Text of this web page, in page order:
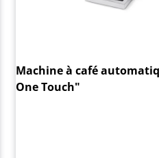
Machine à café
One Touch"